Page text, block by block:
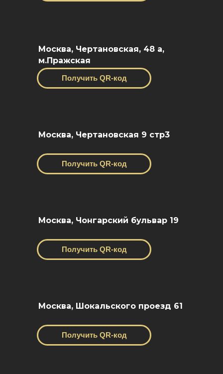
Москва, Чертановская, 48 a,
м.Пражская
Получить QR-код
Москва, Чертановская 9 стр3
Получить QR-код
Москва, Чонгарский бульвар 19
Получить QR-код
Москва, Шокальского проезд 61
Получить QR-код